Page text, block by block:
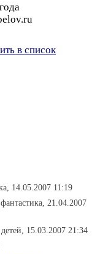
в список
14.05.2007 11:19
21.04.2007
15.03.2007 21:34